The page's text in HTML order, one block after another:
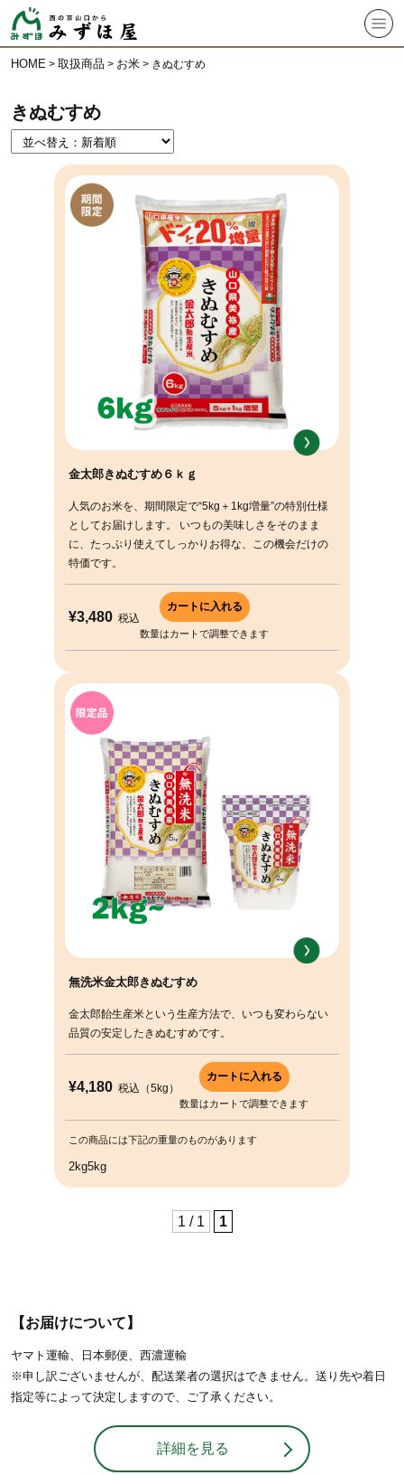
HOME > 取扱商品 > お米 > きぬむすめ
きぬむすめ
金太郎きぬむすめ６ｋｇ
人気のお米を、期間限定で“5kg＋1kg増量”の特別仕様
としてお届けします。 いつもの美味しさをそのまま
に、たっぷり使えてしっかりお得な、この機会だけの
特価です。
¥3,480 税込
数量はカートで調整できます
無洗米金太郎きぬむすめ
金太郎飴生産米という生産方法で、いつも変わらない
品質の安定したきぬむすめです。
¥4,180 税込 （5kg）
数量はカートで調整できます
この商品には下記の重量のものがあります
2kg5kg
1 / 1 1
【お届けについて】
ヤマト運輸、日本郵便、西濃運輸
※申し訳ございませんが、配送業者の選択はできません。送り先や着日
指定等によって決定しますので、ご了承ください。
詳細を見る